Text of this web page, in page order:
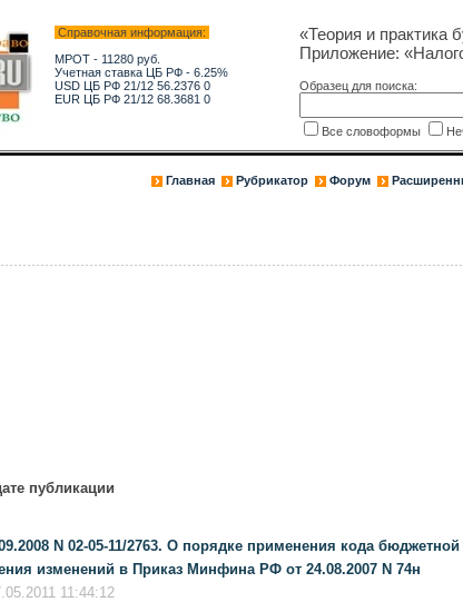
Справочная информация:
МРОТ - 11280 руб.
Учетная ставка ЦБ РФ - 6.25%
USD ЦБ РФ 21/12 56.2376 0
EUR ЦБ РФ 21/12 68.3681 0
«Теория и практика
Приложение:
Образец для поиска:
Все словоформы
Главная Рубрикатор Форум
публикации
N 02-05-11/2763. О порядке применения кода бюджетной
изменений в Приказ Минфина РФ от 24.08.2007 N 74н
11:44:12